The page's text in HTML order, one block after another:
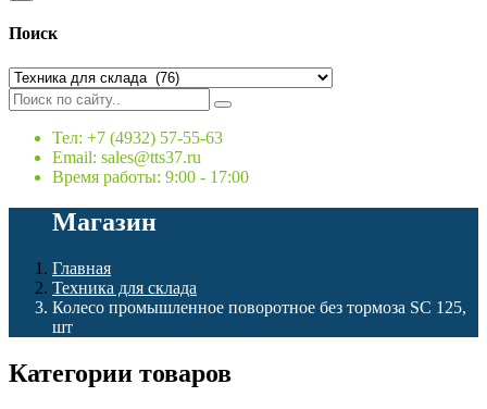
Поиск
Тел: +7 (4932) 57-55-63
Email: sales@tts37.ru
Время работы: 9:00 - 17:00
Магазин
Главная
Техника для склада
Колесо промышленное поворотное без тормоза SC 125,
шт
Категории товаров